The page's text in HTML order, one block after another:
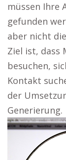
müssen Ihre
gefunden
aber nicht
Ziel ist, dass
besuchen,
Kontakt
der
Generierung.